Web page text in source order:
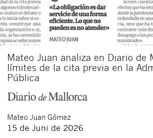
Mateo Juan analiza en Diario de
límites de la cita previa en la
Pública
Mateo Juan Gómez
15 de Juni de 2026